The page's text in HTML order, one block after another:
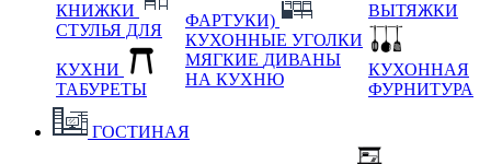
КНИЖКИ
СТУЛЬЯ ДЛЯ
КУХНИ
ТАБУРЕТЫ
ФАРТУКИ)
КУХОННЫЕ УГОЛКИ
МЯГКИЕ ДИВАНЫ
НА КУХНЮ
ВЫТЯЖКИ
КУХОННАЯ
ФУРНИТУРА
ГОСТИНАЯ